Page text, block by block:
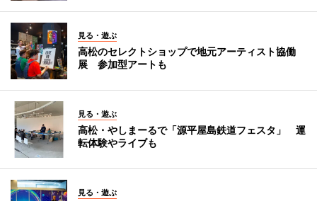
見る・遊ぶ
高松のセレクトショップで地元アーティスト協働
展 参加型アートも
見る・遊ぶ
高松・やしまーるで「源平屋島鉄道フェスタ」 運
転体験やライブも
見る・遊ぶ